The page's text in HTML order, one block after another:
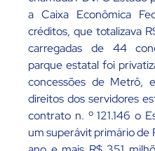
a Caixa Econômica
créditos, que totalizava
carregadas de 44
parque estatal foi
concessões de Metrô,
direitos dos servidores
contrato n. º 121.146 o
um superávit primário de